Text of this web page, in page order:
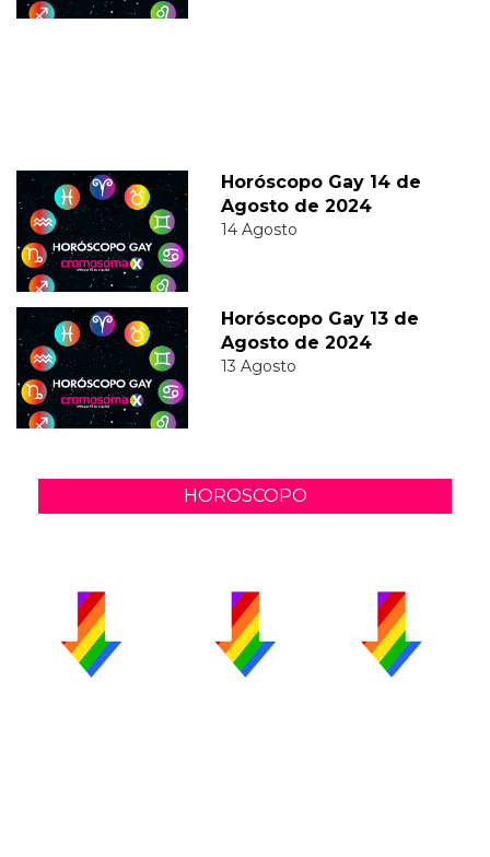
Horóscopo Gay 14 de
Agosto de 2024
14 Agosto
Horóscopo Gay 13 de
Agosto de 2024
13 Agosto
HOROSCOPO